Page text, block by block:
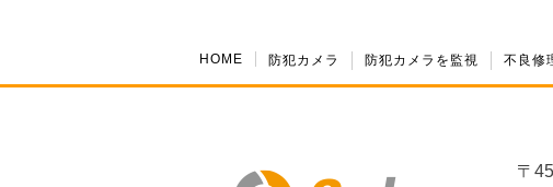
HOME 防犯カメラ 防犯カメラを監視 不良修
〒